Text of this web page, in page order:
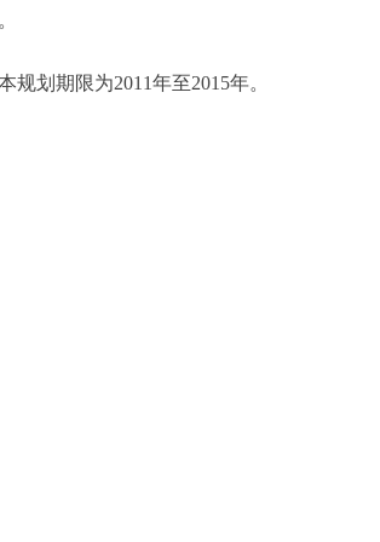
DEUTSCH
划期限为2011年至2015年。